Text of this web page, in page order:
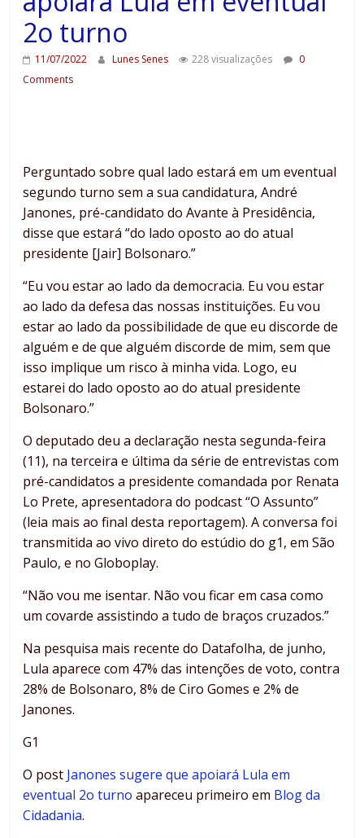
2o turno
11/07/2022 Lunes Senes 228 visualizações
0
Comments
Perguntado sobre qual lado estará em um eventual
segundo turno sem a sua candidatura, André
Janones, pré-candidato do Avante à Presidência,
disse que estará “do lado oposto ao do atual
presidente [Jair] Bolsonaro.”
“Eu vou estar ao lado da democracia. Eu vou estar
ao lado da defesa das nossas instituições. Eu vou
estar ao lado da possibilidade de que eu discorde de
alguém e de que alguém discorde de mim, sem que
isso implique um risco à minha vida. Logo, eu
estarei do lado oposto ao do atual presidente
Bolsonaro.”
O deputado deu a declaração nesta segunda-feira
(11), na terceira e última da série de entrevistas com
pré-candidatos a presidente comandada por Renata
Lo Prete, apresentadora do podcast “O Assunto”
(leia mais ao final desta reportagem). A conversa foi
transmitida ao vivo direto do estúdio do g1, em São
Paulo, e no Globoplay.
“Não vou me isentar. Não vou ficar em casa como
um covarde assistindo a tudo de braços cruzados.”
Na pesquisa mais recente do Datafolha, de junho,
Lula aparece com 47% das intenções de voto, contra
28% de Bolsonaro, 8% de Ciro Gomes e 2% de
Janones.
G1
O post Janones sugere que apoiará Lula em
eventual 2o turno apareceu primeiro em Blog da
Cidadania.